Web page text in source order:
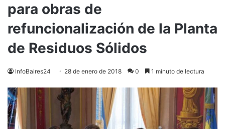
para obras de
refuncionalización de la Planta
de Residuos Sólidos
InfoBaires24 28 de enero de 2018 0 1 minuto de lectura